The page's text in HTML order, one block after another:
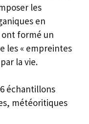
les
en
formé un
les « empreintes
la vie.
échantillons
météoritiques